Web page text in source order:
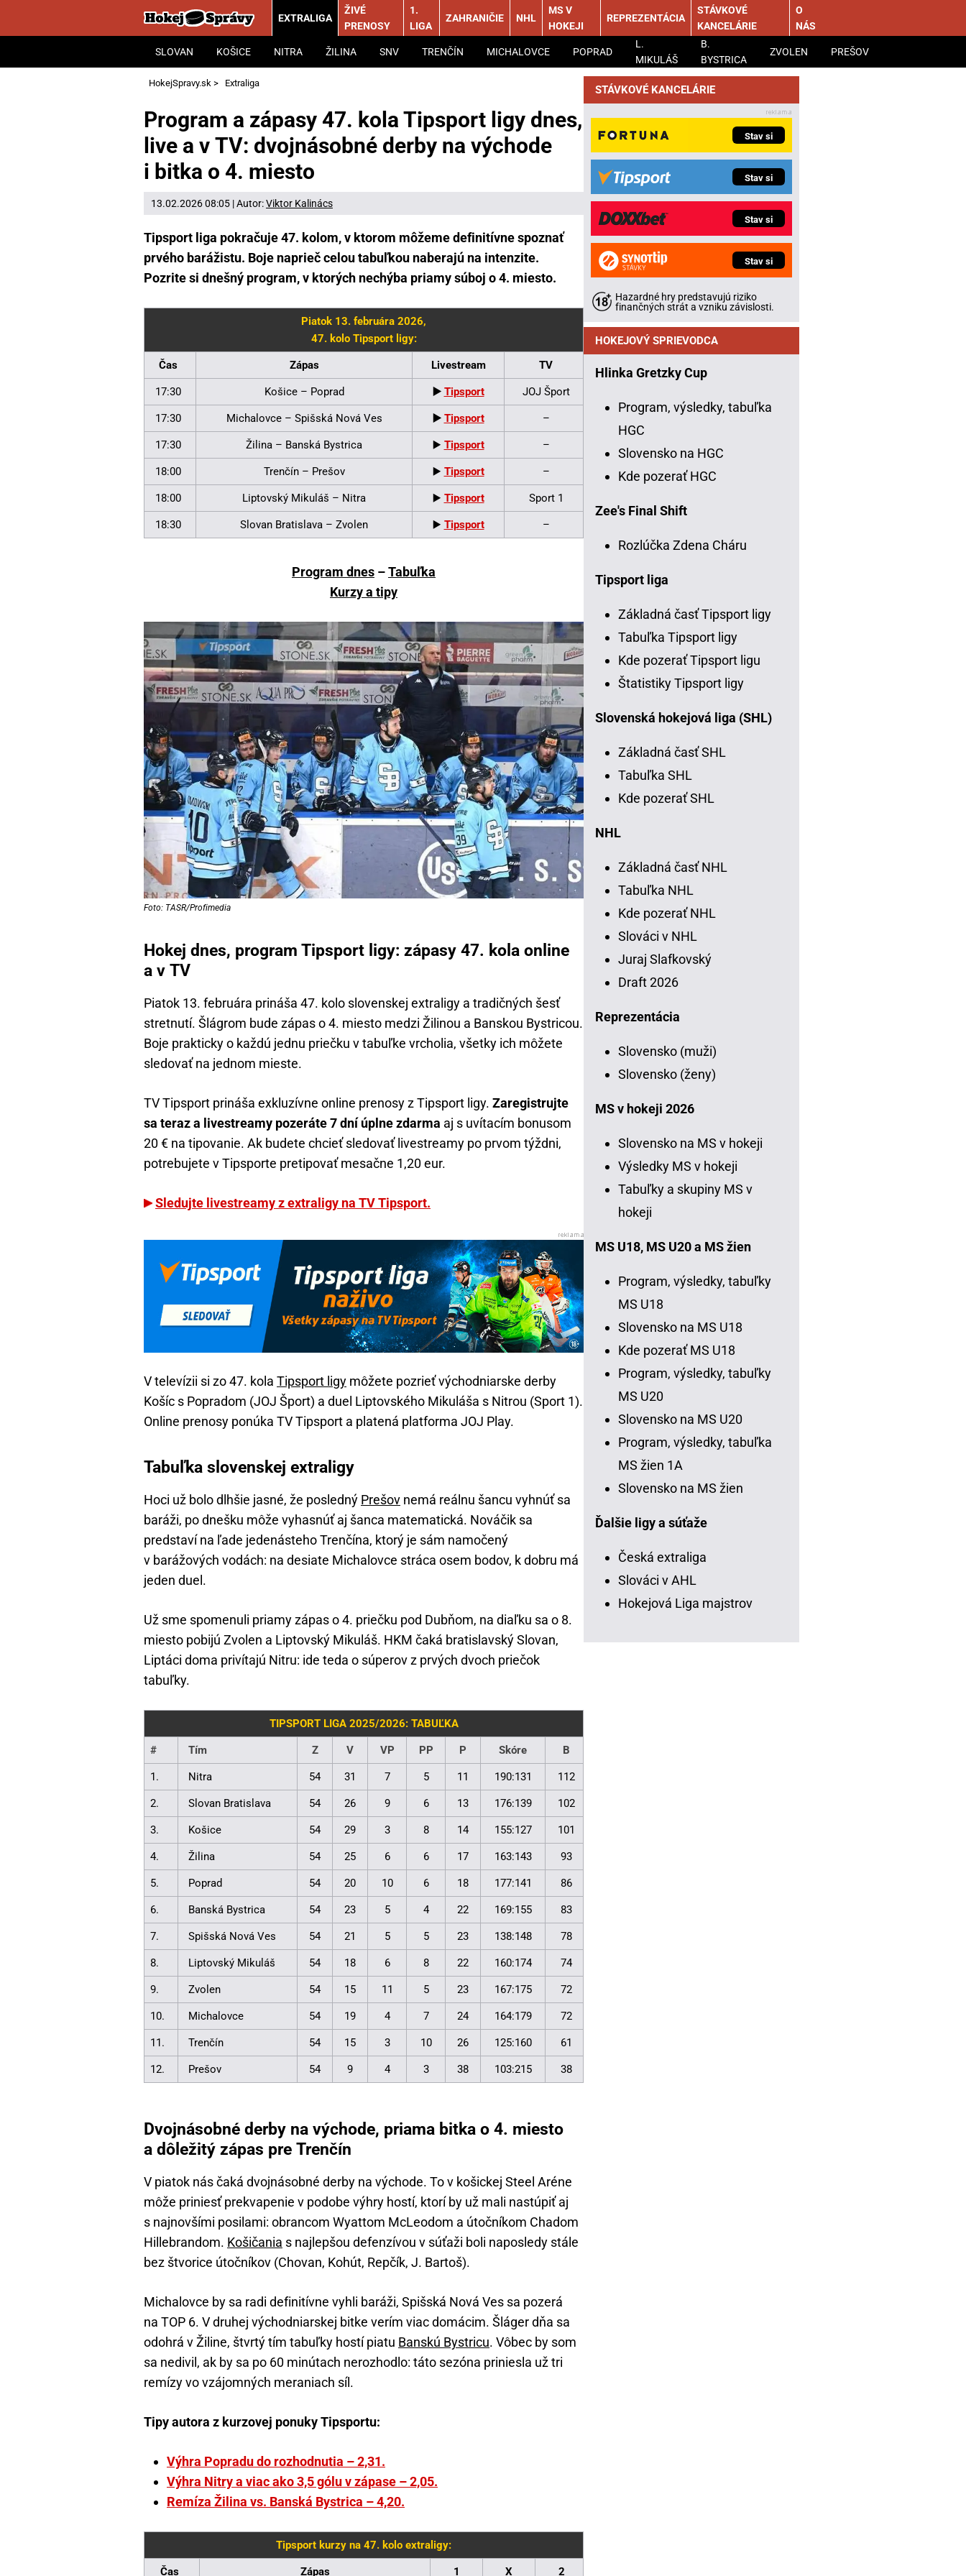
EXTRALIGA
SLOVAN KOŠICE NITRA ŽILINA SNV TRENČÍN MICHALOVCE POPRAD
L.
MIKULÁŠ
B.
BYSTRICA
ZVOLEN PREŠOV
ŽIVÉ
PRENOSY
1.
LIGA
ZAHRANIČIE NHL
MS V
HOKEJI
REPREZENTÁCIA
STÁVKOVÉ
KANCELÁRIE
O
NÁS
HokejSpravy.sk > Extraliga
Program a zápasy 47. kola Tipsport ligy dnes,
live a v TV: dvojnásobné derby na východe
i bitka o 4. miesto
13.02.2026 08:05 | Autor:Viktor Kalinács
Tipsport liga pokračuje 47. kolom, v ktorom môžeme definitívne spoznať
prvého barážistu. Boje naprieč celou tabuľkou naberajú na intenzite.
Pozrite si dnešný program, v ktorých nechýba priamy súboj o 4. miesto.
Piatok 13. februára 2026,
47. kolo Tipsport ligy:
Čas Zápas Livestream TV
17:30 Košice – Poprad ▶️ Tipsport JOJ Šport
17:30 Michalovce – Spišská Nová Ves ▶️ Tipsport –
17:30 Žilina – Banská Bystrica ▶️ Tipsport –
18:00 Trenčín – Prešov ▶️ Tipsport –
18:00 Liptovský Mikuláš – Nitra ▶️ Tipsport Sport 1
18:30 Slovan Bratislava – Zvolen ▶️ Tipsport –
Program dnes –Tabuľka
Kurzy a tipy
Foto: TASR/Profimedia
Hokej dnes, program Tipsport ligy: zápasy 47. kola online
a v TV
Piatok 13. februára prináša 47. kolo slovenskej extraligy a tradičných šesť
stretnutí. Šlágrom bude zápas o 4. miesto medzi Žilinou a Banskou Bystricou.
Boje prakticky o každú jednu priečku v tabuľke vrcholia, všetky ich môžete
sledovať na jednom mieste.
TV Tipsport prináša exkluzívne online prenosy z Tipsport ligy. Zaregistrujte
sa teraz a livestreamy pozeráte 7 dní úplne zdarma aj s uvítacím bonusom
20 € na tipovanie. Ak budete chcieť sledovať livestreamy po prvom týždni,
potrebujete v Tipsporte pretipovať mesačne 1,20 eur.
Sledujte livestreamy z extraligy na TV Tipsport.
V televízii si zo 47. kola Tipsport ligy môžete pozrieť východniarske derby
Košíc s Popradom (JOJ Šport) a duel Liptovského Mikuláša s Nitrou (Sport 1).
Online prenosy ponúka TV Tipsport a platená platforma JOJ Play.
Tabuľka slovenskej extraligy
Hoci už bolo dlhšie jasné, že posledný Prešov nemá reálnu šancu vyhnúť sa
baráži, po dnešku môže vyhasnúť aj šanca matematická. Nováčik sa
predstaví na ľade jedenásteho Trenčína, ktorý je sám namočený
v barážových vodách: na desiate Michalovce stráca osem bodov, k dobru má
jeden duel.
Už sme spomenuli priamy zápas o 4. priečku pod Dubňom, na diaľku sa o 8.
miesto pobijú Zvolen a Liptovský Mikuláš. HKM čaká bratislavský Slovan,
Liptáci doma privítajú Nitru: ide teda o súperov z prvých dvoch priečok
tabuľky.
TIPSPORT LIGA 2025/2026: TABUĽKA
# Tím Z V VP PP P Skóre B
1. Nitra 54 31 7 5 11 190:131 112
2. Slovan Bratislava 54 26 9 6 13 176:139 102
3. Košice 54 29 3 8 14 155:127 101
4. Žilina 54 25 6 6 17 163:143 93
5. Poprad 54 20 10 6 18 177:141 86
6. Banská Bystrica 54 23 5 4 22 169:155 83
7. Spišská Nová Ves 54 21 5 5 23 138:148 78
8. Liptovský Mikuláš 54 18 6 8 22 160:174 74
9. Zvolen 54 15 11 5 23 167:175 72
10. Michalovce 54 19 4 7 24 164:179 72
11. Trenčín 54 15 3 10 26 125:160 61
12. Prešov 54 9 4 3 38 103:215 38
Dvojnásobné derby na východe, priama bitka o 4. miesto
a dôležitý zápas pre Trenčín
V piatok nás čaká dvojnásobné derby na východe. To v košickej Steel Aréne
môže priniesť prekvapenie v podobe výhry hostí, ktorí by už mali nastúpiť aj
s najnovšími posilami: obrancom Wyattom McLeodom a útočníkom Chadom
Hillebrandom. Košičania s najlepšou defenzívou v súťaži boli naposledy stále
bez štvorice útočníkov (Chovan, Kohút, Repčík, J. Bartoš).
Michalovce by sa radi definitívne vyhli baráži, Spišská Nová Ves sa pozerá
na TOP 6. V druhej východniarskej bitke verím viac domácim. Šláger dňa sa
odohrá v Žiline, štvrtý tím tabuľky hostí piatu Banskú Bystricu. Vôbec by som
sa nedivil, ak by sa po 60 minútach nerozhodlo: táto sezóna priniesla už tri
remízy vo vzájomných meraniach síl.
Tipy autora z kurzovej ponuky Tipsportu:
Výhra Popradu do rozhodnutia – 2,31.
Výhra Nitry a viac ako 3,5 gólu v zápase – 2,05.
Remíza Žilina vs. Banská Bystrica – 4,20.
Tipsport kurzy na 47. kolo extraligy:
Čas Zápas 1 X 2
STÁVKOVÉ KANCELÁRIE
Stav si
Stav si
Stav si
Stav si
Hazardné hry predstavujú riziko
finančných strát a vzniku závislosti.
HOKEJOVÝ SPRIEVODCA
Hlinka Gretzky Cup
Program, výsledky, tabuľka
HGC
Slovensko na HGC
Kde pozerať HGC
Zee's Final Shift
Rozlúčka Zdena Cháru
Tipsport liga
Základná časť Tipsport ligy
Tabuľka Tipsport ligy
Kde pozerať Tipsport ligu
Štatistiky Tipsport ligy
Slovenská hokejová liga (SHL)
Základná časť SHL
Tabuľka SHL
Kde pozerať SHL
NHL
Základná časť NHL
Tabuľka NHL
Kde pozerať NHL
Slováci v NHL
Juraj Slafkovský
Draft 2026
Reprezentácia
Slovensko (muži)
Slovensko (ženy)
MS v hokeji 2026
Slovensko na MS v hokeji
Výsledky MS v hokeji
Tabuľky a skupiny MS v
hokeji
MS U18, MS U20 a MS žien
Program, výsledky, tabuľky
MS U18
Slovensko na MS U18
Kde pozerať MS U18
Program, výsledky, tabuľky
MS U20
Slovensko na MS U20
Program, výsledky, tabuľka
MS žien 1A
Slovensko na MS žien
Ďalšie ligy a súťaže
Česká extraliga
Slováci v AHL
Hokejová Liga majstrov